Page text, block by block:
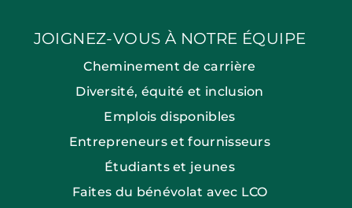
JOIGNEZ-VOUS À NOTRE ÉQUIPE
Cheminement de carrière
Diversité, équité et inclusion
Emplois disponibles
Entrepreneurs et fournisseurs
Étudiants et jeunes
Faites du bénévolat avec LCO